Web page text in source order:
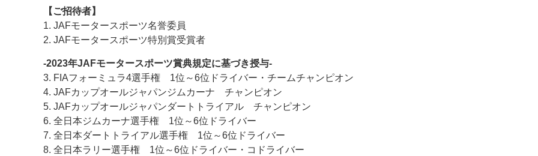
【ご招待者】
1. JAFモータースポーツ名誉委員
2. JAFモータースポーツ特別賞受賞者
-2023年JAFモータースポーツ賞典規定に基づき授与-
3. FIAフォーミュラ4選手権 1位～6位ドライバー・チームチャンピオン
4. JAFカップオールジャパンジムカーナ チャンピオン
5. JAFカップオールジャパンダートトライアル チャンピオン
6. 全日本ジムカーナ選手権 1位～6位ドライバー
7. 全日本ダートトライアル選手権 1位～6位ドライバー
8. 全日本ラリー選手権 1位～6位ドライバー・コドライバー